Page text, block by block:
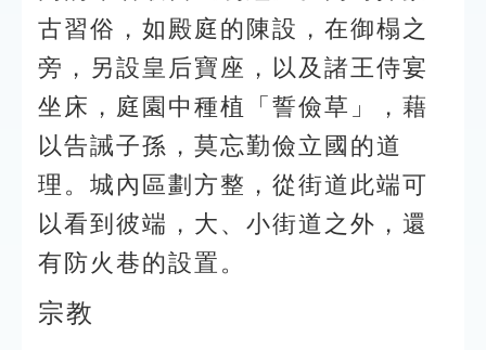
古習俗，如殿庭的陳設，在御榻之
旁，另設皇后寶座，以及諸王侍宴
坐床，庭園中種植「誓儉草」，藉
以告誡子孫，莫忘勤儉立國的道
理。城內區劃方整，從街道此端可
以看到彼端，大、小街道之外，還
有防火巷的設置。
宗教